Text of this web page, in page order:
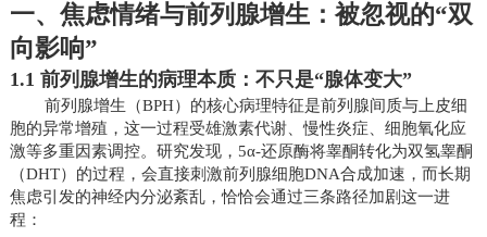
一、焦虑情绪与前列腺增生：被忽视的“双
向影响”
1.1 前列腺增生的病理本质：不只是“腺体变大”
前列腺增生（BPH）的核心病理特征是前列腺间质与上皮细
胞的异常增殖，这一过程受雄激素代谢、慢性炎症、细胞氧化应
激等多重因素调控。研究发现，5α-还原酶将睾酮转化为双氢睾酮
（DHT）的过程，会直接刺激前列腺细胞DNA合成加速，而长期
焦虑引发的神经内分泌紊乱，恰恰会通过三条路径加剧这一进
程：